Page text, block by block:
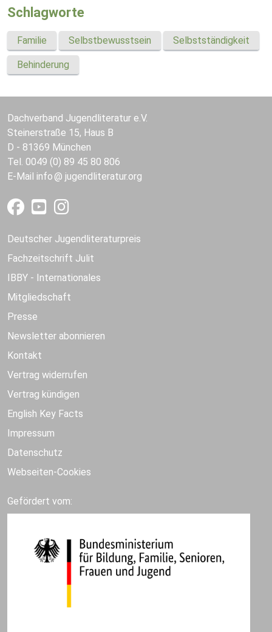
Schlagworte
Familie Selbstbewusstsein Selbstständigkeit
Behinderung
Dachverband Jugendliteratur e.V.
Steinerstraße 15, Haus B
D - 81369 München
Tel. 0049 (0) 89 45 80 806
E-Mail info jugendliteratur.org
Deutscher Jugendliteraturpreis
Fachzeitschrift Julit
IBBY - Internationales
Mitgliedschaft
Presse
Newsletter abonnieren
Kontakt
Vertrag widerrufen
Vertrag kündigen
English Key Facts
Impressum
Datenschutz
Webseiten-Cookies
Gefördert vom: